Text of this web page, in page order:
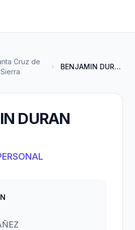
Cruz de
BENJAMIN DURAN RIVERO
DURAN